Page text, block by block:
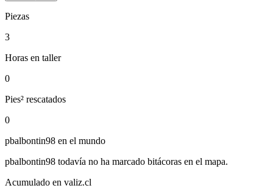
Piezas
3
Horas en taller
0
Pies² rescatados
0
pbalbontin98 en el mundo
pbalbontin98 todavía no ha marcado bitácoras en el mapa.
Acumulado en valiz.cl